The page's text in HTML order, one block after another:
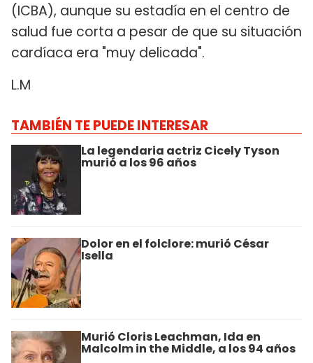
(ICBA), aunque su estadía en el centro de
salud fue corta a pesar de que su situación
cardíaca era "muy delicada".
L.M
TAMBIÉN TE PUEDE INTERESAR
La legendaria actriz Cicely Tyson
murió a los 96 años
Dolor en el folclore: murió César
Isella
Murió Cloris Leachman, Ida en
Malcolm in the Middle, a los 94 años